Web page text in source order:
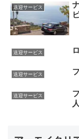
送迎サービス
送迎サービス
送迎サービス
送迎サービス